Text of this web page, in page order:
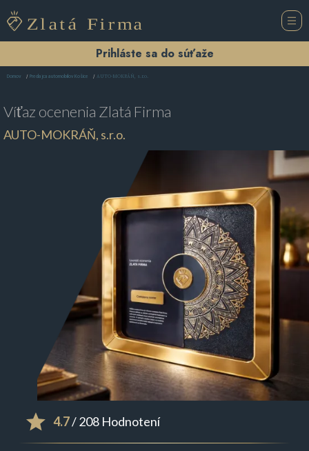
Prihláste sa do súťaže
Domov Predajca automobilov Košice AUTO-MOKRÁŇ, s.r.o.
Víťaz ocenenia Zlatá Firma
AUTO-MOKRÁŇ, s.r.o.
4.7/ 208 Hodnotení